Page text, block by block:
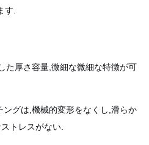
す.
た厚さ容量,微細な微細な特徴が可
ングは,機械的変形をなくし,滑らか
トレスがない.